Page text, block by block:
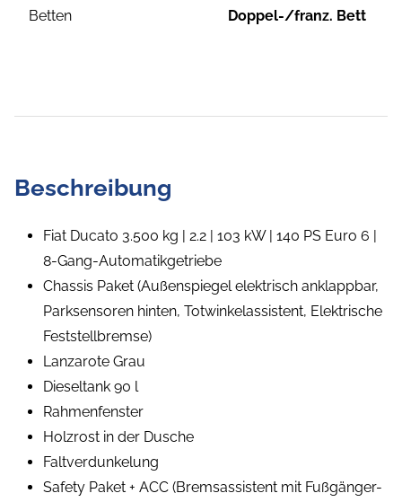
Betten Doppel-/franz. Bett
Beschreibung
Fiat Ducato 3.500 kg | 2.2 | 103 kW | 140 PS Euro 6 |
8-Gang-Automatikgetriebe
Chassis Paket (Außenspiegel elektrisch anklappbar,
Parksensoren hinten, Totwinkelassistent, Elektrische
Feststellbremse)
Lanzarote Grau
Dieseltank 90 l
Rahmenfenster
Holzrost in der Dusche
Faltverdunkelung
Safety Paket + ACC (Bremsassistent mit Fußgänger-